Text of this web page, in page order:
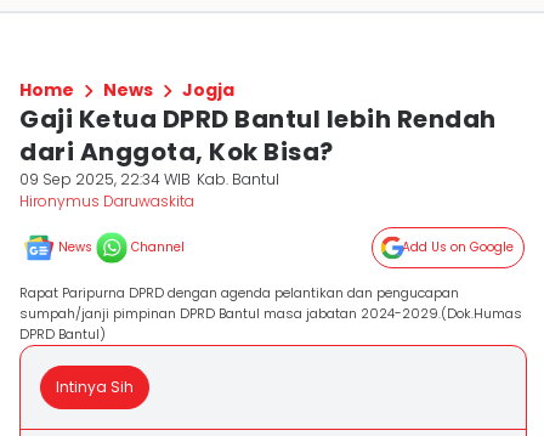
Home News Jogja
Gaji Ketua DPRD Bantul lebih Rendah
dari Anggota, Kok Bisa?
09 Sep 2025, 22:34 WIB Kab. Bantul
Hironymus Daruwaskita
News Channel Add Us on Google
Rapat Paripurna DPRD dengan agenda pelantikan dan pengucapan
sumpah/janji pimpinan DPRD Bantul masa jabatan 2024-2029.(Dok.Humas
DPRD Bantul)
Intinya Sih